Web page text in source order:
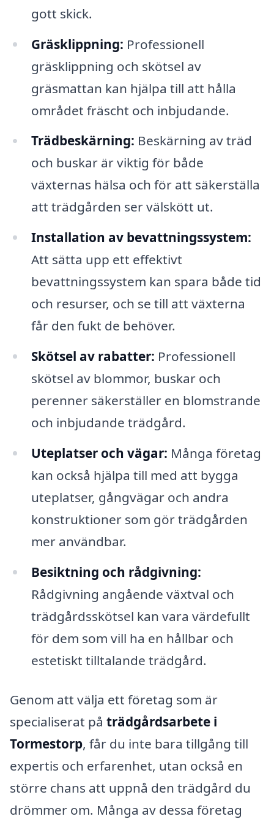
gott skick.
Gräsklippning: Professionell
gräsklippning och skötsel av
gräsmattan kan hjälpa till att hålla
området fräscht och inbjudande.
Trädbeskärning: Beskärning av träd
och buskar är viktig för både
växternas hälsa och för att säkerställa
att trädgården ser välskött ut.
Installation av bevattningssystem:
Att sätta upp ett effektivt
bevattningssystem kan spara både tid
och resurser, och se till att växterna
får den fukt de behöver.
Skötsel av rabatter: Professionell
skötsel av blommor, buskar och
perenner säkerställer en blomstrande
och inbjudande trädgård.
Uteplatser och vägar: Många företag
kan också hjälpa till med att bygga
uteplatser, gångvägar och andra
konstruktioner som gör trädgården
mer användbar.
Besiktning och rådgivning:
Rådgivning angående växtval och
trädgårdsskötsel kan vara värdefullt
för dem som vill ha en hållbar och
estetiskt tilltalande trädgård.
Genom att välja ett företag som är
specialiserat på trädgårdsarbete i
Tormestorp, får du inte bara tillgång till
expertis och erfarenhet, utan också en
större chans att uppnå den trädgård du
drömmer om. Många av dessa företag